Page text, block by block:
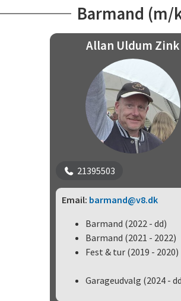
Barmand (m/
Allan Uldum Zink
21395503
Email: barmand@v8.dk
Barmand (2022 - dd)
Barmand (2021 - 2022)
Fest & tur (2019 - 2020)
Garageudvalg (2024 -